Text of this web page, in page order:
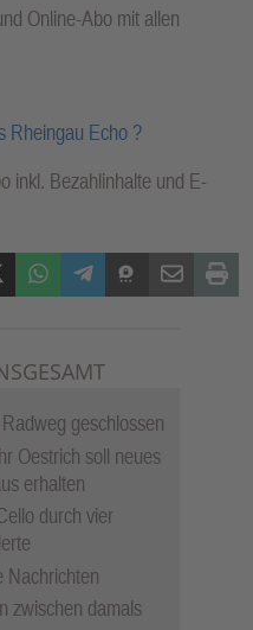
Online-Abo mit allen
Rheingau Echo ?
inkl. Bezahlinhalte und E-
WhatsAppTelegramThreemaMail Print
geschlossen
Oestrich soll neues
erhalten
durch vier
Nachrichten
zwischen damals